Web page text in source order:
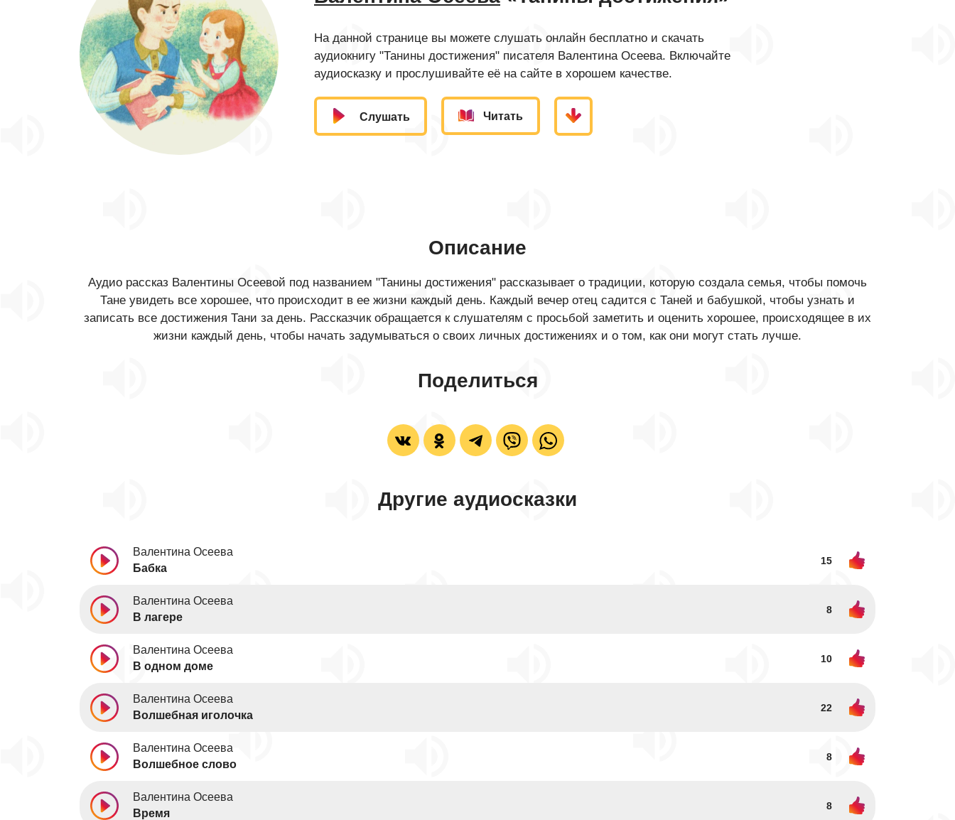
На данной странице вы можете слушать онлайн бесплатно и скачать
аудиокнигу "Танины достижения" писателя Валентина Осеева. Включайте
аудиосказку и прослушивайте её на сайте в хорошем качестве.
Слушать Читать
Описание
Аудио рассказ Валентины Осеевой под названием "Танины достижения" рассказывает о традиции, которую создала семья, чтобы помочь
Тане увидеть все хорошее, что происходит в ее жизни каждый день. Каждый вечер отец садится с Таней и бабушкой, чтобы узнать и
записать все достижения Тани за день. Рассказчик обращается к слушателям с просьбой заметить и оценить хорошее, происходящее в их
жизни каждый день, чтобы начать задумываться о своих личных достижениях и о том, как они могут стать лучше.
Поделиться
Другие аудиосказки
Валентина Осеева
Бабка
15
Валентина Осеева
В лагере
8
Валентина Осеева
В одном доме
10
Валентина Осеева
Волшебная иголочка
22
Валентина Осеева
Волшебное слово
8
Валентина Осеева
Время
8